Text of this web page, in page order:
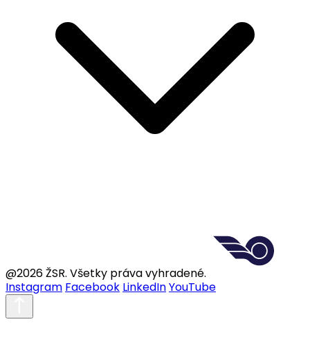
@2026 ŽSR. Všetky práva vyhradené.
Instagram Facebook LinkedInYouTube